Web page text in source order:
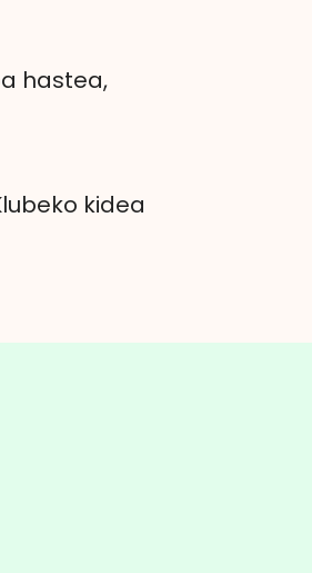
hastea,
kidea